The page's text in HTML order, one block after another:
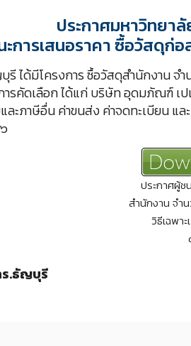
ประกาศมหาวิทยา
ะการเสนอราคา ซื้อวัสดุก่
ได้มีโครงการ ซื้อวัสดุสำนักงาน จำ
รคัดเลือก ได้แก่ บริษัท อุดมภัณฑ์
ะภาษีอื่น ค่าขนส่ง ค่าจดทะเบียน แล
ประกาศผู้ช
สำนักงาน จำ
วิธีเฉพาะ
ร.ธัญบุรี